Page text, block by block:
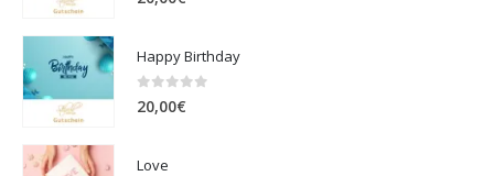
Happy Birthday
0 out of 5
20,00€
Love